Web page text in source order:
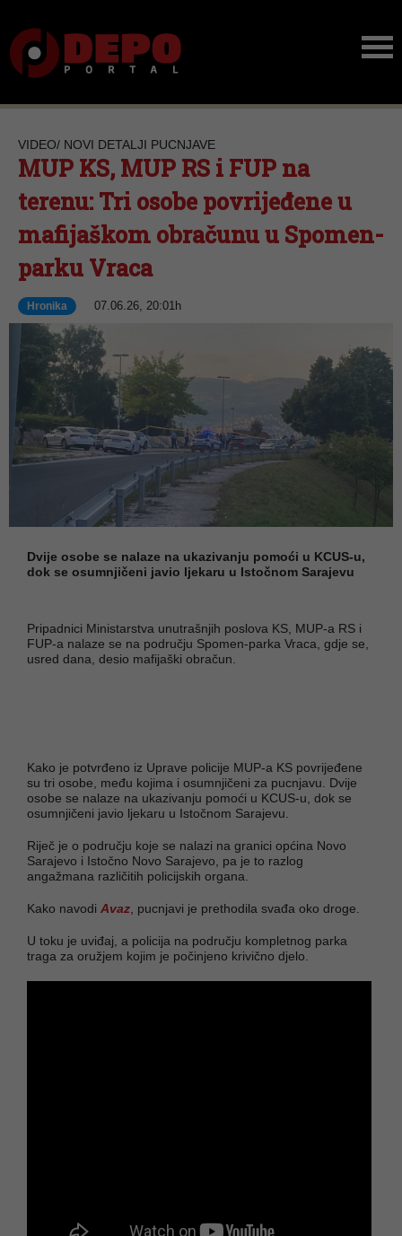
VIDEO/ NOVI DETALJI PUCNJAVE
MUP KS, MUP RS i FUP na
terenu: Tri osobe povrijeđene u
mafijaškom obračunu u Spomen-
parku Vraca
Hronika 07.06.26, 20:01h
Dvije osobe se nalaze na ukazivanju pomoći u KCUS-u,
dok se osumnjičeni javio ljekaru u Istočnom Sarajevu
Pripadnici Ministarstva unutrašnjih poslova KS, MUP-a RS i
FUP-a nalaze se na području Spomen-parka Vraca, gdje se,
usred dana, desio mafijaški obračun.
Kako je potvrđeno iz Uprave policije MUP-a KS povrijeđene
su tri osobe, među kojima i osumnjičeni za pucnjavu. Dvije
osobe se nalaze na ukazivanju pomoći u KCUS-u, dok se
osumnjičeni javio ljekaru u Istočnom Sarajevu.
Riječ je o području koje se nalazi na granici općina Novo
Sarajevo i Istočno Novo Sarajevo, pa je to razlog
angažmana različitih policijskih organa.
Kako navodi Avaz , pucnjavi je prethodila svađa oko droge.
U toku je uviđaj, a policija na području kompletnog parka
traga za oružjem kojim je počinjeno krivično djelo.